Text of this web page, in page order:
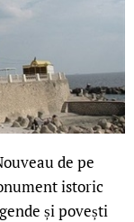
de pe
istoric
și povești